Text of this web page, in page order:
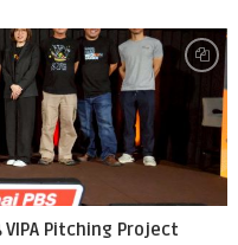
Pitching Project